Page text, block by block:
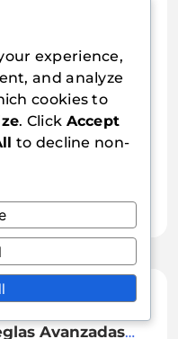
apasionada de
que se
atractivo para los
para contar
imaginativo,
reglas
para mejorar la
de todo el
nuevos juegos,
la fotografía.
Avanzadas
experience,
and analyze
cookies to
. Click Accept
to decline non-